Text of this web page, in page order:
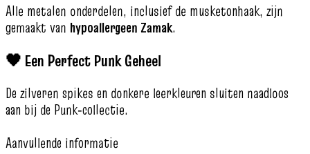
Alle metalen onderdelen, inclusief de musketonhaak, zijn
gemaakt van hypoallergeen Zamak.
🖤 Een Perfect Punk Geheel
De zilveren spikes en donkere leerkleuren sluiten naadloos
aan bij de Punk‑collectie.
Aanvullende informatie